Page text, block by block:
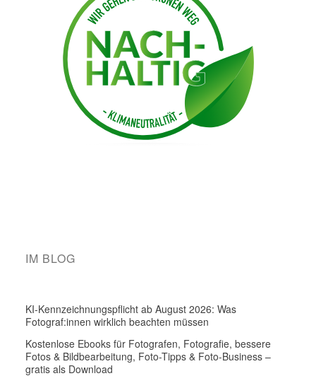
IM BLOG
KI-Kennzeichnungspflicht ab August 2026: Was
Fotograf:innen wirklich beachten müssen
Kostenlose Ebooks für Fotografen, Fotografie, bessere
Fotos & Bildbearbeitung, Foto-Tipps & Foto-Business –
gratis als Download